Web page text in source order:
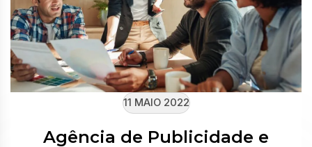
11 MAIO 2022
Agência de Publicidade e